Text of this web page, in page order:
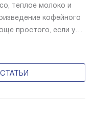
теплое молоко и
кофейного
простого, если у